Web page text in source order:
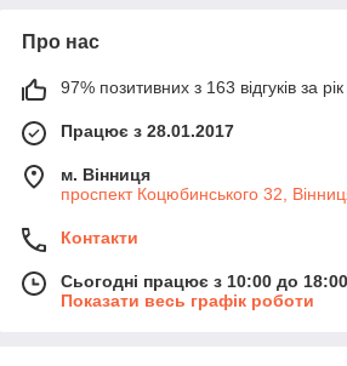
Про нас
97% позитивних з 163 відгуків за рік
Працює з 28.01.2017
м. Вінниця
проспект Коцюбинського 32,
Контакти
Сьогодні працює з 10:00 до 18:00
Показати весь графік роботи